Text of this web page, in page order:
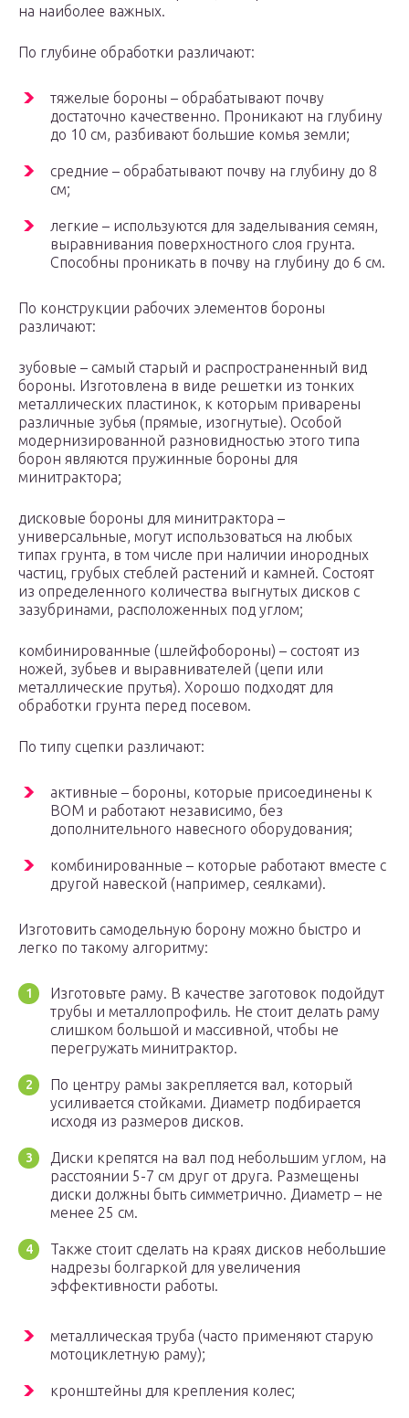
на наиболее важных.
По глубине обработки различают:
тяжелые бороны – обрабатывают почву
достаточно качественно. Проникают на глубину
до 10 см, разбивают большие комья земли;
средние – обрабатывают почву на глубину до 8
см;
легкие – используются для заделывания семян,
выравнивания поверхностного слоя грунта.
Способны проникать в почву на глубину до 6 см.
По конструкции рабочих элементов бороны
различают:
зубовые – самый старый и распространенный вид
бороны. Изготовлена в виде решетки из тонких
металлических пластинок, к которым приварены
различные зубья (прямые, изогнутые). Особой
модернизированной разновидностью этого типа
борон являются пружинные бороны для
минитрактора;
дисковые бороны для минитрактора –
универсальные, могут использоваться на любых
типах грунта, в том числе при наличии инородных
частиц, грубых стеблей растений и камней. Состоят
из определенного количества выгнутых дисков с
зазубринами, расположенных под углом;
комбинированные (шлейфобороны) – состоят из
ножей, зубьев и выравнивателей (цепи или
металлические прутья). Хорошо подходят для
обработки грунта перед посевом.
По типу сцепки различают:
активные – бороны, которые присоединены к
ВОМ и работают независимо, без
дополнительного навесного оборудования;
комбинированные – которые работают вместе с
другой навеской (например, сеялками).
Изготовить самодельную борону можно быстро и
легко по такому алгоритму:
Изготовьте раму. В качестве заготовок подойдут
трубы и металлопрофиль. Не стоит делать раму
слишком большой и массивной, чтобы не
перегружать минитрактор.
По центру рамы закрепляется вал, который
усиливается стойками. Диаметр подбирается
исходя из размеров дисков.
Диски крепятся на вал под небольшим углом, на
расстоянии 5-7 см друг от друга. Размещены
диски должны быть симметрично. Диаметр – не
менее 25 см.
Также стоит сделать на краях дисков небольшие
надрезы болгаркой для увеличения
эффективности работы.
металлическая труба (часто применяют старую
мотоциклетную раму);
кронштейны для крепления колес;